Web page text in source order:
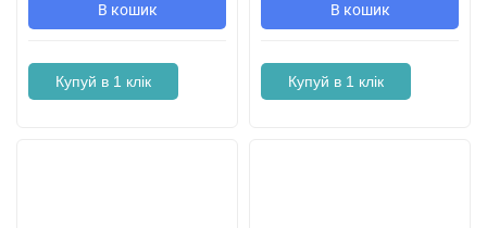
В кошик
Купуй в 1 клік
В кошик
Купуй в 1 клік